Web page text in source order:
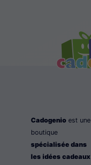
Cadogenio est une
boutique
spécialisée dans
les idées cadeaux